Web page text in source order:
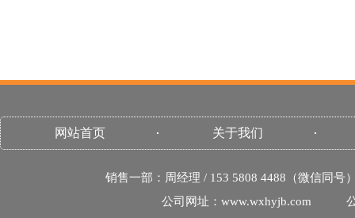
网站首页 关于我们
销售一部：周经理 / 153 5808 4488（微信同号
公司网址：www.wxhyjb.com